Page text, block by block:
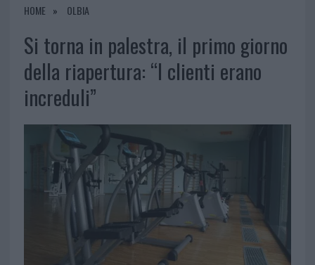
HOME OLBIA
Si torna in palestra, il primo giorno
della riapertura: “I clienti erano
increduli”